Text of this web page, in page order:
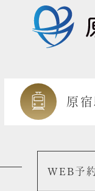
原宿
WEB予